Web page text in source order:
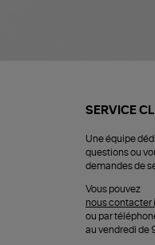
SERVICE
Une équipe
questions ou
demandes de
Vous pouvez
nous contacter
ou par
au vendredi de